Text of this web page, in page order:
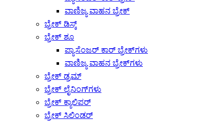
ವಾಣಿಜ್ಯ ವಾಹನ ಬ್ರೇಕ್
ಬ್ರೇಕ್ ಡಿಸ್ಕ್
ಬ್ರೇಕ್ ಶೂ
ಪ್ಯಾಸೆಂಜರ್ ಕಾರ್ ಬ್ರೇಕ್‌ಗಳು
ವಾಣಿಜ್ಯ ವಾಹನ ಬ್ರೇಕ್‌ಗಳು
ಬ್ರೇಕ್ ಡ್ರಮ್
ಬ್ರೇಕ್ ಲೈನಿಂಗ್‌ಗಳು
ಬ್ರೇಕ್ ಕ್ಯಾಲಿಪರ್
ಬ್ರೇಕ್ ಸಿಲಿಂಡರ್